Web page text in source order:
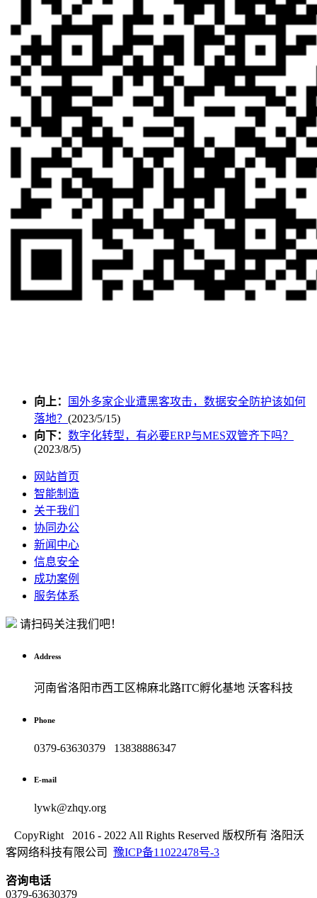
向上：
国外多家企业遭黑客攻击，数据安全防护该如何
落地？ (2023/5/15)
向下： 数字化转型，有必要ERP与MES双管齐下吗？
(2023/8/5)
网站首页
智能制造
关于我们
协同办公
新闻中心
信息安全
成功案例
服务体系
请扫码关注我们吧！
Address
河南省洛阳市西工区棉麻北路ITC孵化基地 沃客科技
Phone
0379-63630379 13838886347
E-mail
lywk@zhqy.org
CopyRight 2016 - 2022 All Rights Reserved 版权所有 洛阳沃
客网络科技有限公司 豫ICP备11022478号-3
咨询电话
0379-63630379